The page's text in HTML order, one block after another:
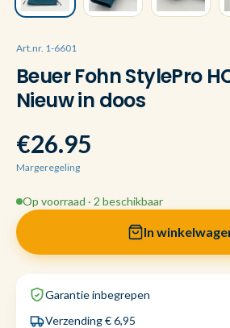
Art.nr. 1-6601
Beuer Fohn StylePro
Nieuw in doos
€26.95
Margeregeling
Op voorraad · 2 beschikbaar
In
Garantie inbegrepen
Verzending € 6,95